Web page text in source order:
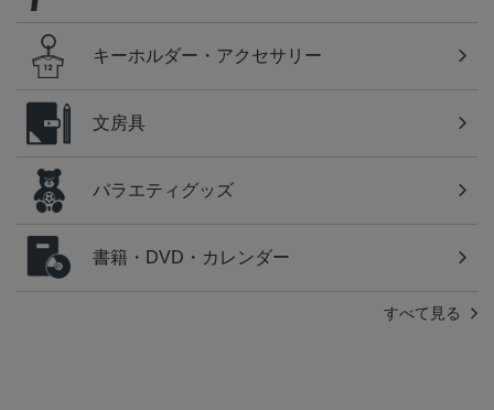
キーホルダー・アクセサリー
文房具
バラエティグッズ
書籍・DVD・カレンダー
すべて見る